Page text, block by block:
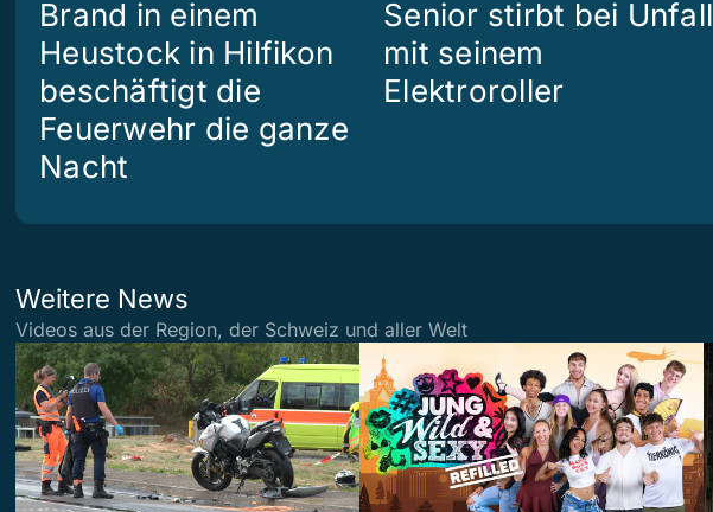
Brand in einem
Heustock in Hilfikon
beschäftigt die
Feuerwehr die ganze
Nacht
Senior stirbt bei Unfall
mit seinem
Elektroroller
Weitere News
Videos aus der Region, der Schweiz und aller Welt